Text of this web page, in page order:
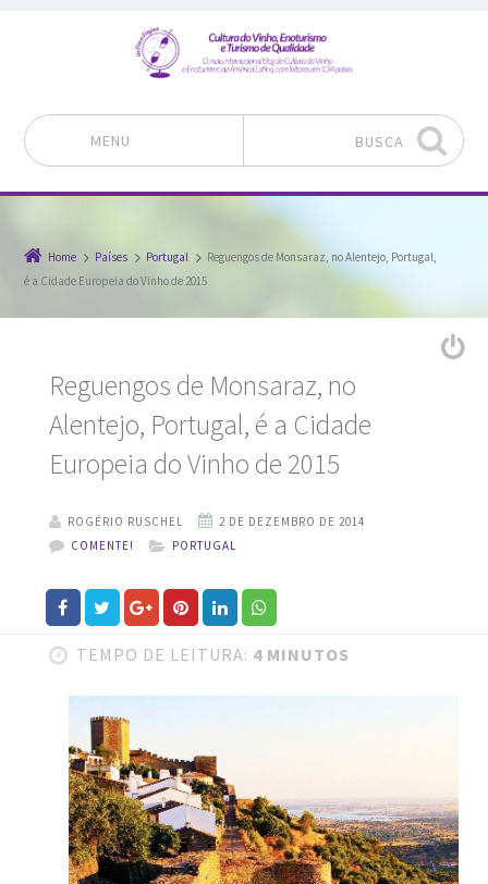
MENU BUSCA
Home Países Portugal
Reguengos de Monsaraz, no Alentejo, Portugal,
é a Cidade Europeia do Vinho de 2015
Reguengos de Monsaraz, no
Alentejo, Portugal, é a Cidade
Europeia do Vinho de 2015
ROGÉRIO RUSCHEL
COMENTE!
PORTUGAL
TEMPO DE LEITURA: 4 MINUTOS